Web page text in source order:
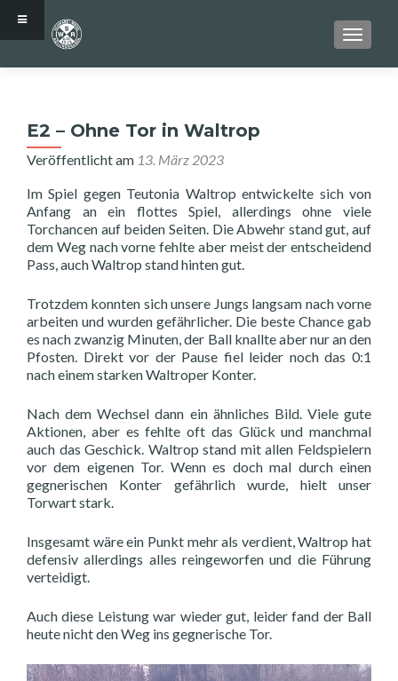
E2 – Ohne Tor in Waltrop
Veröffentlicht am 13. März 2023
Im Spiel gegen Teutonia Waltrop entwickelte sich von
Anfang an ein flottes Spiel, allerdings ohne viele
Torchancen auf beiden Seiten. Die Abwehr stand gut, auf
dem Weg nach vorne fehlte aber meist der entscheidend
Pass, auch Waltrop stand hinten gut.
Trotzdem konnten sich unsere Jungs langsam nach vorne
arbeiten und wurden gefährlicher. Die beste Chance gab
es nach zwanzig Minuten, der Ball knallte aber nur an den
Pfosten. Direkt vor der Pause fiel leider noch das 0:1
nach einem starken Waltroper Konter.
Nach dem Wechsel dann ein ähnliches Bild. Viele gute
Aktionen, aber es fehlte oft das Glück und manchmal
auch das Geschick. Waltrop stand mit allen Feldspielern
vor dem eigenen Tor. Wenn es doch mal durch einen
gegnerischen Konter gefährlich wurde, hielt unser
Torwart stark.
Insgesamt wäre ein Punkt mehr als verdient, Waltrop hat
defensiv allerdings alles reingeworfen und die Führung
verteidigt.
Auch diese Leistung war wieder gut, leider fand der Ball
heute nicht den Weg ins gegnerische Tor.